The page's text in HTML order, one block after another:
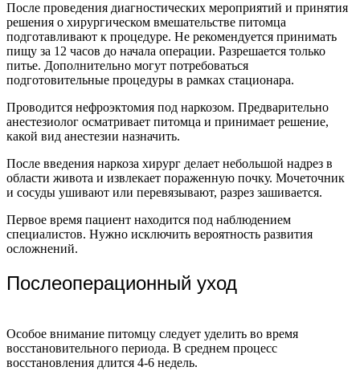
После проведения диагностических мероприятий и принятия
решения о хирургическом вмешательстве питомца
подготавливают к процедуре. Не рекомендуется принимать
пищу за 12 часов до начала операции. Разрешается только
питье. Дополнительно могут потребоваться
подготовительные процедуры в рамках стационара.
Проводится нефроэктомия под наркозом. Предварительно
анестезиолог осматривает питомца и принимает решение,
какой вид анестезии назначить.
После введения наркоза хирург делает небольшой надрез в
области живота и извлекает пораженную почку. Мочеточник
и сосуды ушивают или перевязывают, разрез зашивается.
Первое время пациент находится под наблюдением
специалистов. Нужно исключить вероятность развития
осложнений.
Послеоперационный уход
Особое внимание питомцу следует уделить во время
восстановительного периода. В среднем процесс
восстановления длится 4-6 недель.